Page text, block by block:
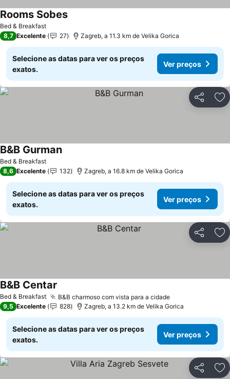
Bed & Breakfast
Rooms SobesVer preços
8,7 Excelente 27 Zagreb, a 11.3 km de Velika Gorica
Selecione as datas para ver os preços
exatos.
Ver preços
Partilhar
Bed & Breakfast
B&B GurmanVer preços
8,6 Excelente 132 Zagreb, a 16.8 km de Velika Gorica
Selecione as datas para ver os preços
exatos.
Ver preços
Partilhar
Bed & Breakfast B&B charmoso com vista para a cidadeVer preços
B&B Centar
9,5 Excelente 828 Zagreb, a 13.2 km de Velika Gorica
Selecione as datas para ver os preços
exatos.
Ver preços
Partilhar